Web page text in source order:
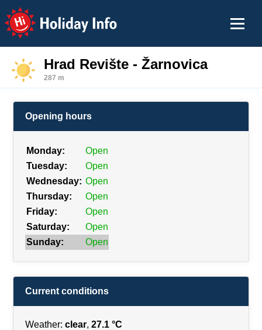
Holiday Info
Hrad Revište - Žarnovica
287 m
Opening hours
Monday:
Open
Tuesday:
Open
Wednesday: Open
Thursday:
Open
Friday:
Open
Saturday:
Open
Sunday:
Open
Current conditions
Weather: clear, 27.1 °C